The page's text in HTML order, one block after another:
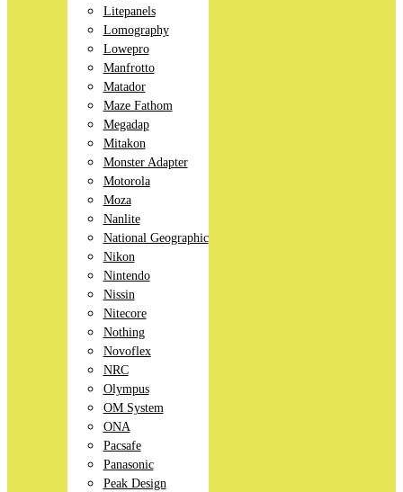
Litepanels
Lomography
Lowepro
Manfrotto
Matador
Maze Fathom
Megadap
Mitakon
Monster Adapter
Motorola
Moza
Nanlite
National Geographic
Nikon
Nintendo
Nissin
Nitecore
Nothing
Novoflex
NRC
Olympus
OM System
ONA
Pacsafe
Panasonic
Peak Design